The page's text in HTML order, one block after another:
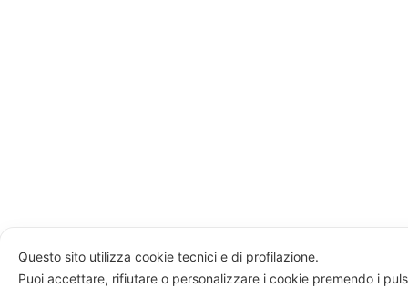
Questo sito utilizza cookie tecnici e di profilazione.
Puoi accettare, rifiutare o personalizzare i cookie premendo i